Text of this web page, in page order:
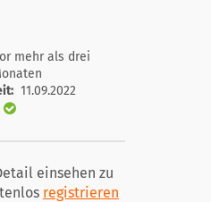
mehr als drei
11.09.2022
einsehen zu
registrieren